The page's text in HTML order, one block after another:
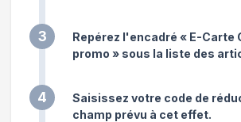
3
Repérez l'encadré « E-Carte
promo » sous la liste des
4
Saisissez votre code de
champ prévu à cet effet.